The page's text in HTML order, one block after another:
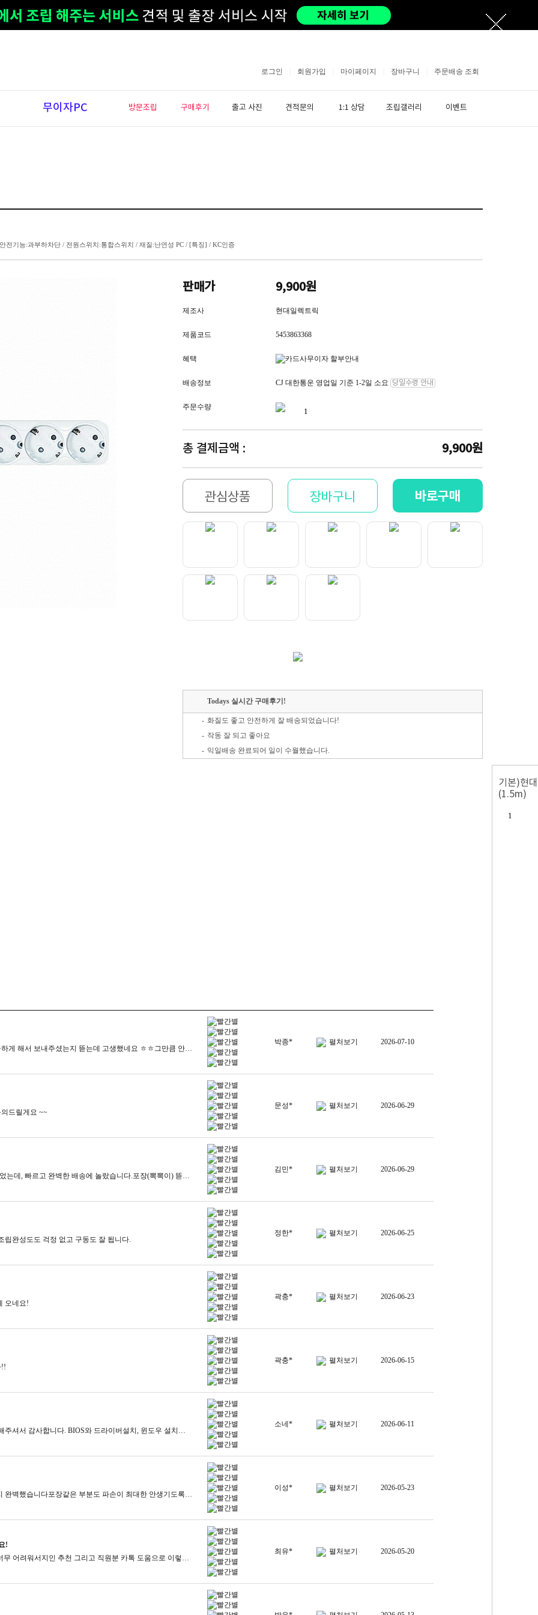
로그인 회원가입 마이페이지 장바구니 주문배송 조회
무이자PC 방문조립 구매후기 출고 사진 견적문의 1:1 상담 조립갤러리 이벤트
기능:과부하차단 / 전원스위치:통합스위치 / 재질:난연성 PC / [특징] / KC인증
판매가 9,900원
제조사 현대일렉트릭
제품코드 5453863368
혜택
배송정보 CJ 대한통운 영업일 기준 1-2일 소요 당일수령 안내
주문수량
총 결제금액 : 9,900원
관심상품 장바구니 바로구매
Todays 실시간 구매후기!
- 화질도 좋고 안전하게 잘 배송되었습니다!
- 작동 잘 되고 좋아요
- 익일배송 완료되어 일이 수월했습니다.
기본)현
(1.5m)
주문하고 하루만에 배송, 포장은 또 얼마나 꼼꼼하게 해서 보내주셨는지 뜯는데 고생했네요 ㅎㅎ그만큼 안전하게 보내주셔서 뜯으면서도 기분은 좋았습니다. 추가 요청사항도 즉각 대응해주시고이쁘게 해서 보내주셔서 감사합니다
박종* 펼처보기 2026-07-10
드릴게요 ~~
문성* 펼처보기 2026-06-29
​ 고가의 상품을 주문해서 혹시나 하는 마음이 있었는데, 빠르고 완벽한 배송에 놀랐습니다.포장(뽁뽁이) 뜯는게 제일힘들었어요ㅜㅜ​
김민* 펼처보기 2026-06-29
완성도도 걱정 없고 구동도 잘 됩니다.
정한* 펼처보기 2026-06-25
오네요!
곽충* 펼처보기 2026-06-23
!!
곽충* 펼처보기 2026-06-15
어마어마하게 뽁뽁이로 감싸서 안전하게 배송해주셔서 감사합니다. BIOS와 드라이버설치, 윈도우 설치를 직접해야 해서 초반에 좀 애먹었지만,모든 성능이 최적화 되고 나서, 잘잘잘~ 돌아가는 모습을 보니흡족, 만족합니다! 새 부품들 박스까지다 보내주시고, 잘 사용해야겠습니다. 감사합니다. 번창하세요~
소네* 펼처보기 2026-06-11
게임 목적으로 구매했는데 구매완료 후 배송까지 완벽했습니다포장같은 부분도 파손이 최대한 안생기도록 뽁뽁이 처리 를 많이해주셨고컴퓨터 내부에도 뽁뽁이로 흔들리지 않도록 고정들을 잘해주셔서 안전하게 도착한것 같아요조립도 깔끔하게 된것같아서 기분이 좋아요 굿
이성* 펼처보기 2026-05-23
!
안녕하세요!조립컴퓨터 제가 생소하기도 하고 너무 어려워서지인 추천 그리고 직원분 카톡 도움으로 이렇게 구매하게 되었는데요!넘 영롱하고 예쁘지 않나여!!저는 게임보다도 사무를 많이 보기에 이렇게 짜서 받았는데보고만있어도 너무 얘쁘고 속도도 엄청 빨라서엄청 잘 사용하고 있답니다 ㅎ다른 사이트랑 비교해서 제일 가격 착한 컴퓨터연구소에서 구매한건데너무 잘했다 생각들어요!제 친구도 추천해줄 예정이랍니다 ^^#컴퓨터연구소 #컴퓨터연구소후기 #조립PC #조립컴퓨터 #배틀그라운드 #배틀
최유* 펼처보기 2026-05-20